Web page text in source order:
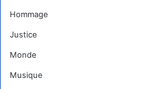
Hommage
Justice
Monde
Musique